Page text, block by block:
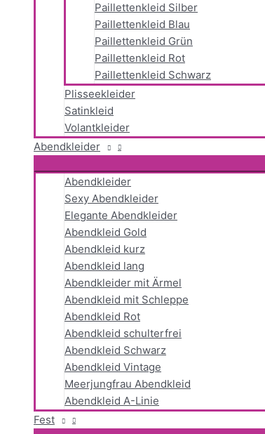
Paillettenkleid Silber
Paillettenkleid Blau
Paillettenkleid Grün
Paillettenkleid Rot
Paillettenkleid Schwarz
Plisseekleider
Satinkleid
Volantkleider
Abendkleider
Abendkleider
Sexy Abendkleider
Elegante Abendkleider
Abendkleid Gold
Abendkleid kurz
Abendkleid lang
Abendkleider mit Ärmel
Abendkleid mit Schleppe
Abendkleid Rot
Abendkleid schulterfrei
Abendkleid Schwarz
Abendkleid Vintage
Meerjungfrau Abendkleid
Abendkleid A-Linie
Fest